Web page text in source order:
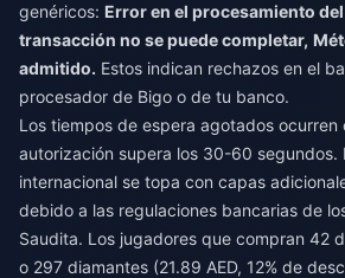
genéricos: Error en el procesamiento
transacción no se puede completar,
admitido. Estos indican rechazos en el
procesador de Bigo o de tu banco.
Los tiempos de espera agotados ocurren
autorización supera los 30-60 segundos.
internacional se topa con capas
debido a las regulaciones bancarias de
Saudita. Los jugadores que compran 42
o 297 diamantes (21.89 AED, 12% de